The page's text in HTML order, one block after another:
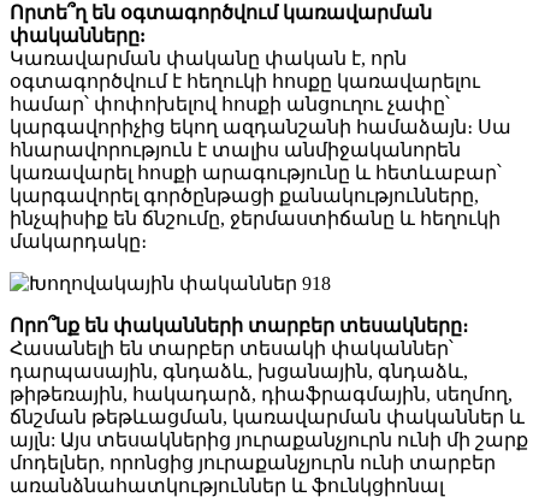
Որտե՞ղ են օգտագործվում կառավարման
փականները:
Կառավարման փականը փական է, որն
օգտագործվում է հեղուկի հոսքը կառավարելու
համար՝ փոփոխելով հոսքի անցուղու չափը՝
կարգավորիչից եկող ազդանշանի համաձայն։ Սա
հնարավորություն է տալիս անմիջականորեն
կառավարել հոսքի արագությունը և հետևաբար՝
կարգավորել գործընթացի քանակությունները,
ինչպիսիք են ճնշումը, ջերմաստիճանը և հեղուկի
մակարդակը։
Որո՞նք են փականների տարբեր տեսակները։
Հասանելի են տարբեր տեսակի փականներ՝
դարպասային, գնդաձև, խցանային, գնդաձև,
թիթեռային, հակադարձ, դիաֆրագմային, սեղմող,
ճնշման թեթևացման, կառավարման փականներ և
այլն: Այս տեսակներից յուրաքանչյուրն ունի մի շարք
մոդելներ, որոնցից յուրաքանչյուրն ունի տարբեր
առանձնահատկություններ և ֆունկցիոնալ